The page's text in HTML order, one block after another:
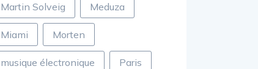
Martin Solveig Meduza
Miami Morten
musique électronique Paris